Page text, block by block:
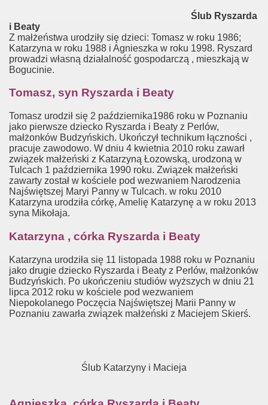
Ślub Ryszarda
i Beaty
Z małżeństwa urodziły się dzieci: Tomasz w roku 1986;
Katarzyna w roku 1988 i Agnieszka w roku 1998. Ryszard
prowadzi własną działalność gospodarczą , mieszkają w
Bogucinie.
Tomasz, syn Ryszarda i Beaty
Tomasz urodził się 2 października1986 roku w Poznaniu
jako pierwsze dziecko Ryszarda i Beaty z Perlów,
małżonków Budzyńskich. Ukończył technikum łączności ,
pracuje zawodowo. W dniu 4 kwietnia 2010 roku zawarł
związek małżeński z Katarzyną Łozowską, urodzoną w
Tulcach 1 października 1990 roku. Związek małżeński
zawarty został w kościele pod wezwaniem Narodzenia
Najświętszej Maryi Panny w Tulcach. w roku 2010
Katarzyna urodziła córkę, Amelię Katarzynę a w roku 2013
syna Mikołaja.
Katarzyna , córka Ryszarda i Beaty
Katarzyna urodziła się 11 listopada 1988 roku w Poznaniu
jako drugie dziecko Ryszarda i Beaty z Perlów, małżonków
Budzyńskich. Po ukończeniu studiów wyższych w dniu 21
lipca 2012 roku w kościele pod wezwaniem
Niepokolanego Poczęcia Najświętszej Marii Panny w
Poznaniu zawarła związek małżeński z Maciejem Skierś.
Ślub Katarzyny i Macieja